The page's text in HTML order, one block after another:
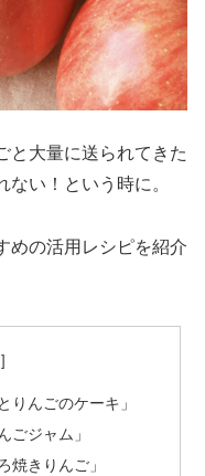
と大量に送られてきた
ない！という時に。
めの活用レシピを紹介
りんごのケーキ」
ごジャム」
焼きりんご」